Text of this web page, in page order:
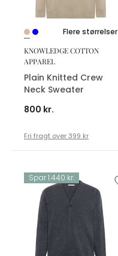
Flere størrelser
KNOWLEDGE COTTON
APPAREL
Plain Knitted Crew
Neck Sweater
800 kr.
Fri fragt over 399 kr
Spar 1.440 kr.